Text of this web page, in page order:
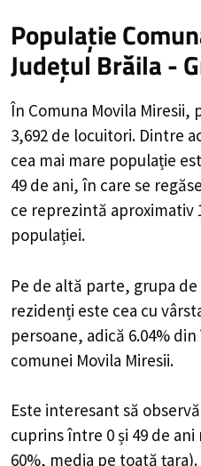
Populație
Județul Brăila -
În Comuna Movila
3,692 de locuitori. Dintre
cea mai mare populație
49 de ani, în care se
ce reprezintă aproximativ
populației.
Pe de altă parte, grupa
rezidenți este cea cu
persoane, adică 6.04%
comunei Movila Miresii.
Este interesant să
cuprins între 0 și 49 de
60%, media pe toată